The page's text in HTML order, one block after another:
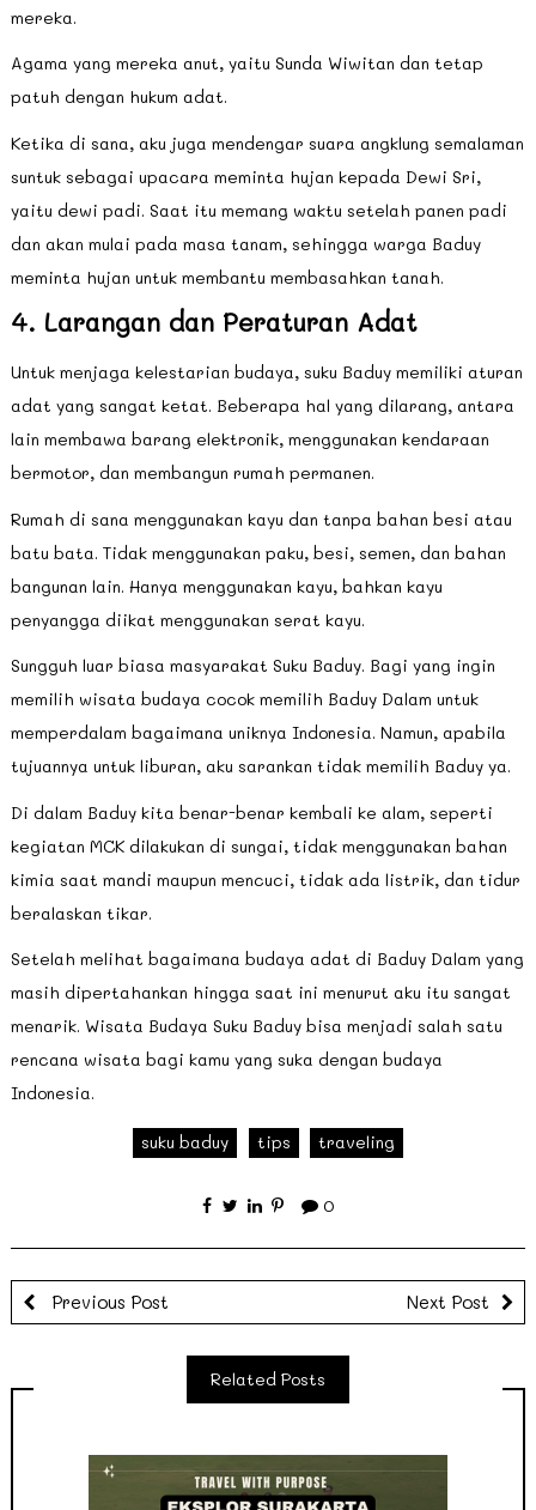
mereka.
Agama yang mereka anut, yaitu Sunda Wiwitan dan tetap
patuh dengan hukum adat.
Ketika di sana, aku juga mendengar suara angklung semalaman
suntuk sebagai upacara meminta hujan kepada Dewi Sri,
yaitu dewi padi. Saat itu memang waktu setelah panen padi
dan akan mulai pada masa tanam, sehingga warga Baduy
meminta hujan untuk membantu membasahkan tanah.
4. Larangan dan Peraturan Adat
Untuk menjaga kelestarian budaya, suku Baduy memiliki aturan
adat yang sangat ketat. Beberapa hal yang dilarang, antara
lain membawa barang elektronik, menggunakan kendaraan
bermotor, dan membangun rumah permanen.
Rumah di sana menggunakan kayu dan tanpa bahan besi atau
batu bata. Tidak menggunakan paku, besi, semen, dan bahan
bangunan lain. Hanya menggunakan kayu, bahkan kayu
penyangga diikat menggunakan serat kayu.
Sungguh luar biasa masyarakat Suku Baduy. Bagi yang ingin
memilih wisata budaya cocok memilih Baduy Dalam untuk
memperdalam bagaimana uniknya Indonesia. Namun, apabila
tujuannya untuk liburan, aku sarankan tidak memilih Baduy ya.
Di dalam Baduy kita benar-benar kembali ke alam, seperti
kegiatan MCK dilakukan di sungai, tidak menggunakan bahan
kimia saat mandi maupun mencuci, tidak ada listrik, dan tidur
beralaskan tikar.
Setelah melihat bagaimana budaya adat di Baduy Dalam yang
masih dipertahankan hingga saat ini menurut aku itu sangat
menarik. Wisata Budaya Suku Baduy bisa menjadi salah satu
rencana wisata bagi kamu yang suka dengan budaya
Indonesia.
suku baduy tips traveling
0
Previous Post Next Post
Related Posts